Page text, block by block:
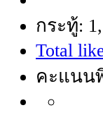
กระทู้:
Total
คะแนน